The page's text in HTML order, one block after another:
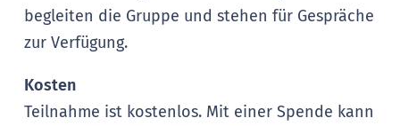
begleiten die Gruppe und stehen für Gespräche
zur Verfügung.
Kosten
Teilnahme ist kostenlos. Mit einer Spende kann